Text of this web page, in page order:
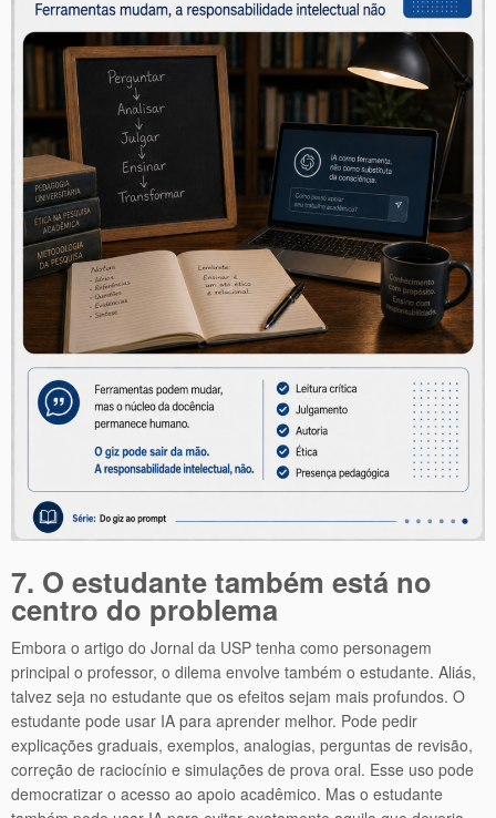
7. O estudante também está no
centro do problema
Embora o artigo do Jornal da USP tenha como personagem
principal o professor, o dilema envolve também o estudante. Aliás,
talvez seja no estudante que os efeitos sejam mais profundos. O
estudante pode usar IA para aprender melhor. Pode pedir
explicações graduais, exemplos, analogias, perguntas de revisão,
correção de raciocínio e simulações de prova oral. Esse uso pode
democratizar o acesso ao apoio acadêmico. Mas o estudante